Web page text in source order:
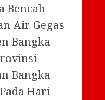
Bencah
Air Gegas
Bangka
Bangka
Hari